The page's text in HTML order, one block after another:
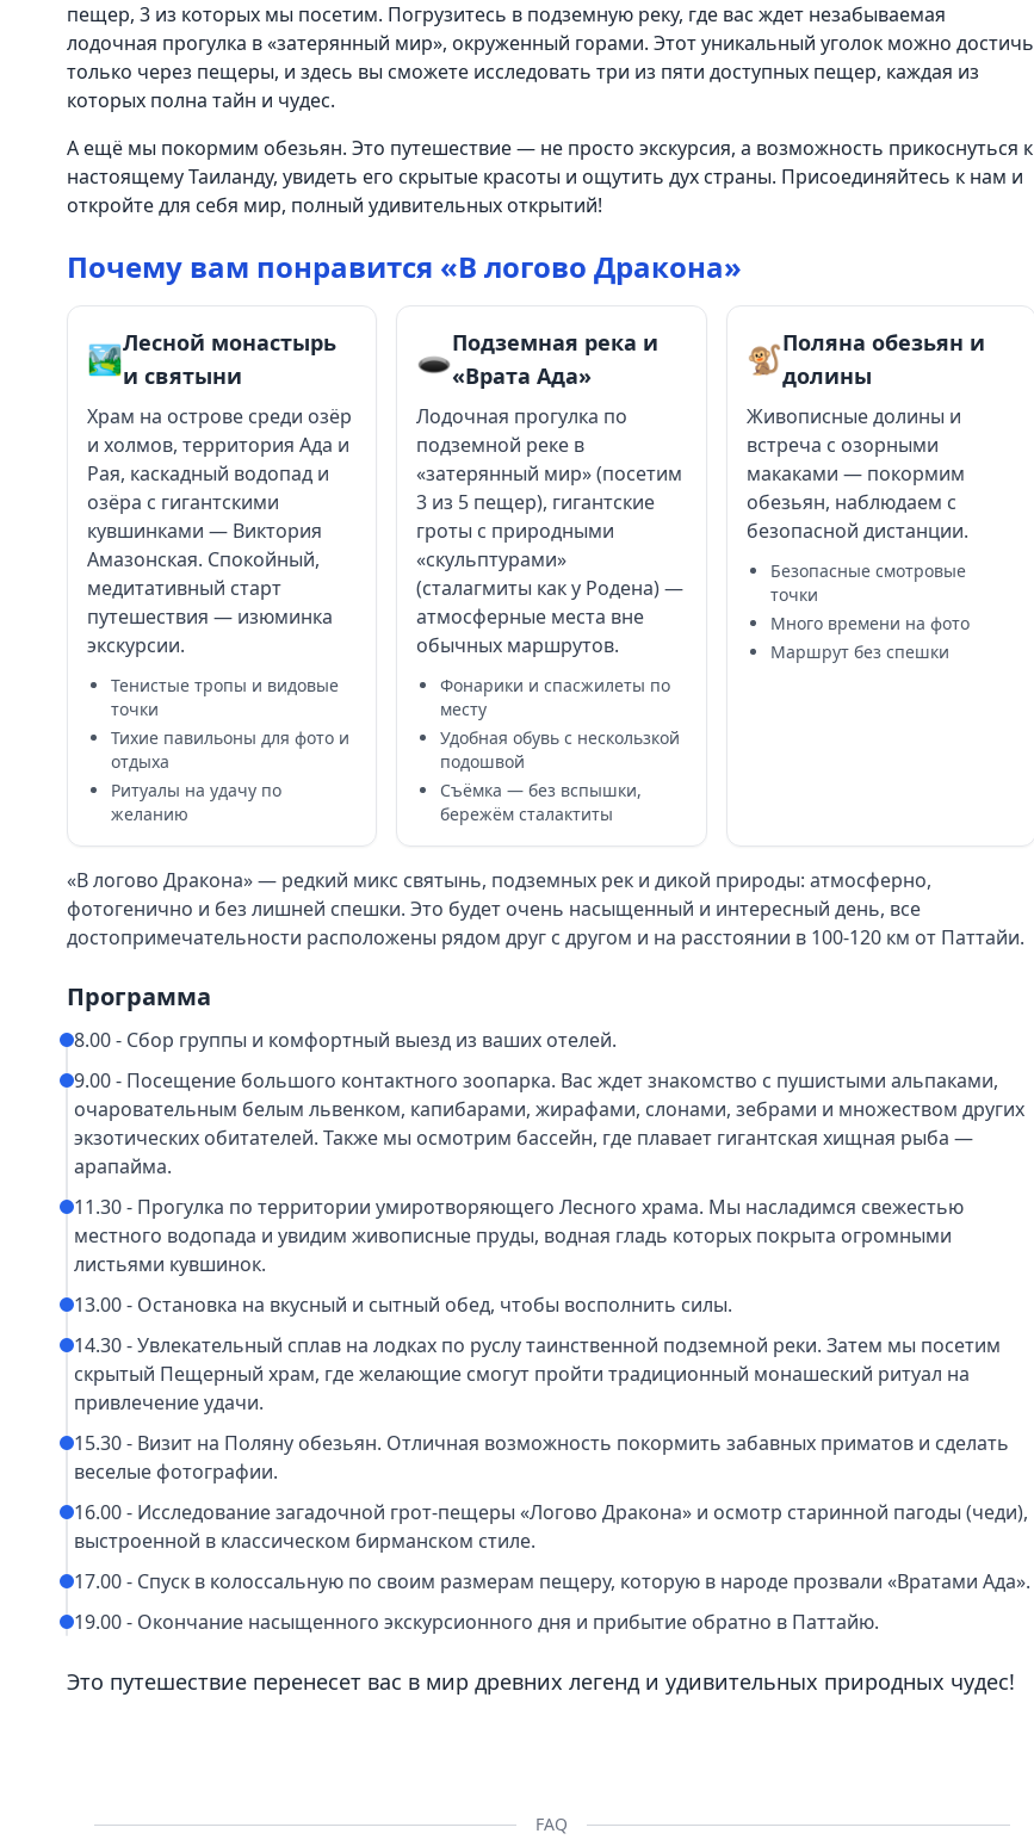
пещер, 3 из которых мы посетим. Погрузитесь в подземную реку, где вас ждет незабываемая
лодочная прогулка в «затерянный мир», окруженный горами. Этот уникальный уголок можно достичь
только через пещеры, и здесь вы сможете исследовать три из пяти доступных пещер, каждая из
которых полна тайн и чудес.
А ещё мы покормим обезьян. Это путешествие — не просто экскурсия, а возможность прикоснуться к
настоящему Таиланду, увидеть его скрытые красоты и ощутить дух страны. Присоединяйтесь к нам и
откройте для себя мир, полный удивительных открытий!
Почему вам понравится «В логово Дракона»
🏞️Лесной монастырь
и святыни
Храм на острове среди озёр
и холмов, территория Ада и
Рая, каскадный водопад и
озёра с гигантскими
кувшинками — Виктория
Амазонская. Спокойный,
медитативный старт
путешествия — изюминка
экскурсии.
Тенистые тропы и видовые
точки
Тихие павильоны для фото и
отдыха
Ритуалы на удачу по
желанию
🕳️Подземная река и
«Врата Ада»
Лодочная прогулка по
подземной реке в
«затерянный мир» (посетим
3 из 5 пещер), гигантские
гроты с природными
«скульптурами»
(сталагмиты как у Родена) —
атмосферные места вне
обычных маршрутов.
Фонарики и спасжилеты по
месту
Удобная обувь с нескользкой
подошвой
Съёмка — без вспышки,
бережём сталактиты
🐒Поляна обезьян и
долины
Живописные долины и
встреча с озорными
макаками — покормим
обезьян, наблюдаем с
безопасной дистанции.
Безопасные смотровые
точки
Много времени на фото
Маршрут без спешки
«В логово Дракона» — редкий микс святынь, подземных рек и дикой природы: атмосферно,
фотогенично и без лишней спешки. Это будет очень насыщенный и интересный день, все
достопримечательности расположены рядом друг с другом и на расстоянии в 100-120 км от Паттайи.
Программа
8.00 - Сбор группы и комфортный выезд из ваших отелей.
9.00 - Посещение большого контактного зоопарка. Вас ждет знакомство с пушистыми альпаками,
очаровательным белым львенком, капибарами, жирафами, слонами, зебрами и множеством других
экзотических обитателей. Также мы осмотрим бассейн, где плавает гигантская хищная рыба —
арапайма.
11.30 - Прогулка по территории умиротворяющего Лесного храма. Мы насладимся свежестью
местного водопада и увидим живописные пруды, водная гладь которых покрыта огромными
листьями кувшинок.
13.00 - Остановка на вкусный и сытный обед, чтобы восполнить силы.
14.30 - Увлекательный сплав на лодках по руслу таинственной подземной реки. Затем мы посетим
скрытый Пещерный храм, где желающие смогут пройти традиционный монашеский ритуал на
привлечение удачи.
15.30 - Визит на Поляну обезьян. Отличная возможность покормить забавных приматов и сделать
веселые фотографии.
16.00 - Исследование загадочной грот-пещеры «Логово Дракона» и осмотр старинной пагоды (чеди),
выстроенной в классическом бирманском стиле.
17.00 - Спуск в колоссальную по своим размерам пещеру, которую в народе прозвали «Вратами Ада».
19.00 - Окончание насыщенного экскурсионного дня и прибытие обратно в Паттайю.
Это путешествие перенесет вас в мир древних легенд и удивительных природных чудес!
FAQ